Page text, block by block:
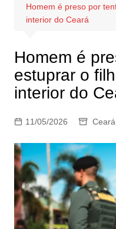
Homem é preso por
interior do Ceará
Homem é
estuprar o
interior do
11/05/2026 Ceará